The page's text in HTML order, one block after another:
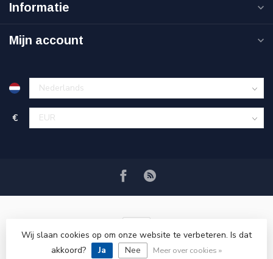
Informatie
Mijn account
€
© Copyright 2026 VRSPLUS
Wij slaan cookies op om onze website te verbeteren. Is dat
akkoord?
Ja Nee Meer over cookies »